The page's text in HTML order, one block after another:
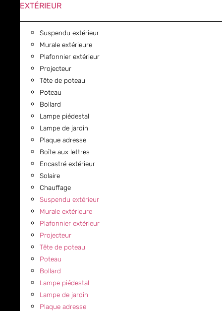
EXTÉRIEUR
Suspendu extérieur
Murale extérieure
Plafonnier extérieur
Projecteur
Tête de poteau
Poteau
Bollard
Lampe piédestal
Lampe de jardin
Plaque adresse
Boîte aux lettres
Encastré extérieur
Solaire
Chauffage
Suspendu extérieur
Murale extérieure
Plafonnier extérieur
Projecteur
Tête de poteau
Poteau
Bollard
Lampe piédestal
Lampe de jardin
Plaque adresse